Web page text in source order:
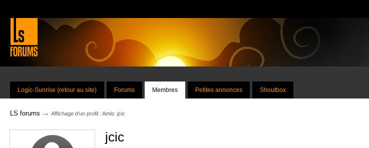
Logic-Sunrise (retour au site) Forums Membres Petites annonces Shoutbox
LS forums → Affichage d'un profil : Amis: jcic
jcic